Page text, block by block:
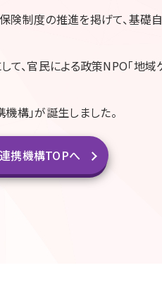
険制度の推進を掲げて、基礎
、官民による政策NPO「地域
構」が誕生しました。
携機構TOPへ